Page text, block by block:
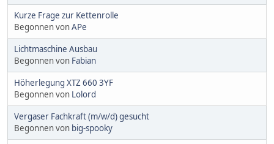
Kurze Frage zur Kettenrolle
Begonnen vonAPe
Lichtmaschine Ausbau
Begonnen von Fabian
Höherlegung XTZ 660 3YF
Begonnen von Lolord
Vergaser Fachkraft (m/w/d) gesucht
Begonnen von big-spooky